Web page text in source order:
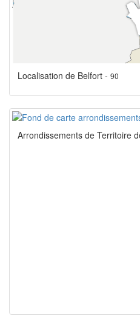
Localisation de Belfort - 90
Arrondissements de Territoire